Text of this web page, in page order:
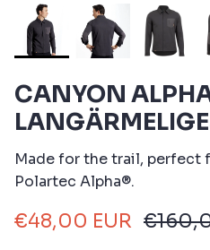
CANYON
Made for the trail, perfect
Polartec Alpha®.
€48,00 EUR